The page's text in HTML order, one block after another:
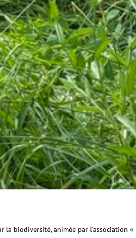
la biodiversité, animée par l’association